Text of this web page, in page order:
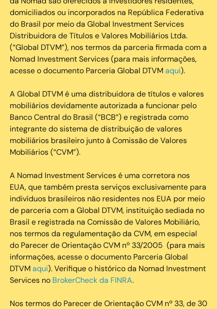
domiciliados ou incorporados na República Federativa
do Brasil por meio da Global Investment Services
Distribuidora de Títulos e Valores Mobiliários Ltda.
(“Global DTVM”), nos termos da parceria firmada com a
Nomad Investment Services (para mais informações,
acesse o documento Parceria Global DTVMaqui).
A Global DTVM é uma distribuidora de títulos e valores
mobiliários devidamente autorizada a funcionar pelo
Banco Central do Brasil (“BCB”) e registrada como
integrante do sistema de distribuição de valores
mobiliários brasileiro junto à Comissão de Valores
Mobiliários (“CVM”).
‍A Nomad Investment Services é uma corretora nos
EUA, que também presta serviços exclusivamente para
indivíduos brasileiros não residentes nos EUA por meio
de parceria com a Global DTVM, instituição sediada no
Brasil e registrada na Comissão de Valores Mobiliário,
nos termos da regulamentação da CVM, em especial
do Parecer de Orientação CVM nº 33/2005 (para mais
informações, acesse o documento Parceria Global
DTVMaqui). Verifique o histórico da Nomad Investment
Services no BrokerCheck da FINRA.
Nos termos do Parecer de Orientação CVM nº 33, de 30